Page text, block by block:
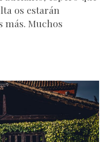
os estarán
más. Muchos